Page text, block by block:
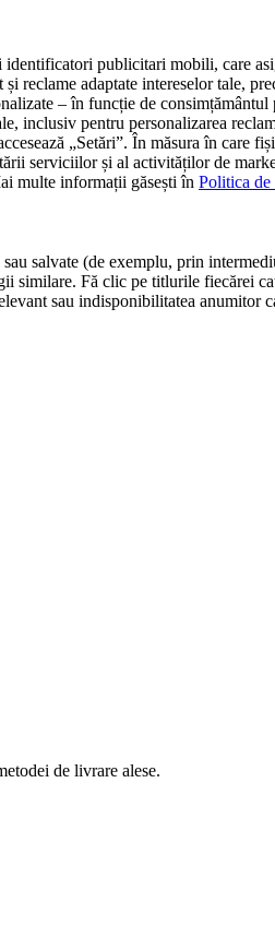
publicitari mobili, care
reclame adaptate intereselor tale,
– în funcție de
inclusiv pentru personalizarea
„Setări”. În măsura în care
serviciilor și al activităților de
multe informații găsești în Politica
salvate (de exemplu, prin
Fă clic pe titlurile fiecărei
sau indisponibilitatea anumitor
de livrare alese.